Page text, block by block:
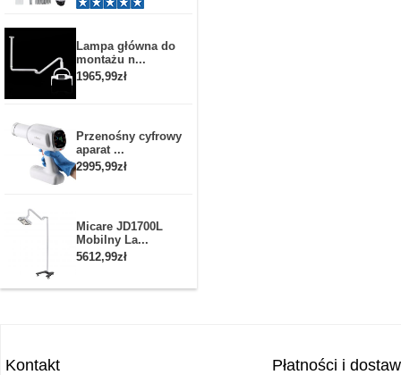
Lampa główna do
montażu n...
1965,99zł
Przenośny cyfrowy
aparat ...
2995,99zł
Micare JD1700L
Mobilny La...
5612,99zł
Kontakt Płatności i